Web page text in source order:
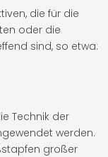
die für die
oder die
sind, so etwa:
Technik der
werden.
großer